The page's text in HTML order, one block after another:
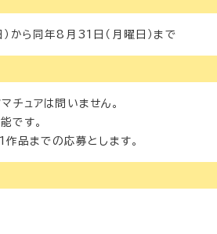
から同年8月31日（月曜日）まで
チュアは問いません。
です。
1作品までの応募とします。